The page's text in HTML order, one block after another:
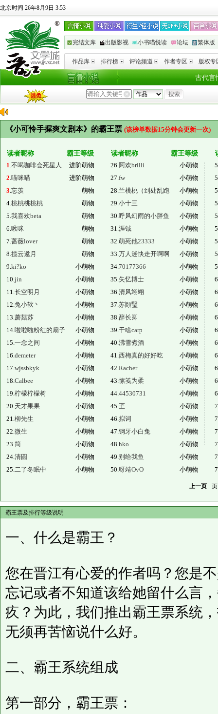
北京时间 26年8月9日 3:53
完结文库 出版影视 小书喵悦读 论坛 繁体版
作品库 排行榜 评论频道 作者专区 版权专
古代言
《小可怜手握爽文剧本》的霸王票 (该榜单数据15分钟会更新一次)
读者昵称
霸王等级
1.不喝咖啡会死星人
进阶萌物
2.喵咪喵
进阶萌物
3.忘羡
萌物
4.桃桃桃桃桃
萌物
5.我喜欢beta
萌物
6.啾咪
萌物
7.蔷薇lover
萌物
8.揽云邀月
萌物
9.ki?ko
小萌物
10.jin
小萌物
11.长空明月
小萌物
12.兔小软丶
小萌物
13.蘑菇苏
小萌物
14.啦啦啦粉红的扇子
小萌物
15.一念之间
小萌物
16.demeter
小萌物
17.wjssbkyk
小萌物
18.Calbee
小萌物
19.柠檬柠檬树
小萌物
20.天才果果
小萌物
21.柳先生
小萌物
22.微生
小萌物
23.简
小萌物
24.清圆
小萌物
25.二了冬眠中 小萌物
读者昵称
霸王等级
26.阿欢brilli
小萌物
27.fw
小萌物
28.兰桃桃（到处乱跑
小萌物
29.小十三
小萌物
30.呼风幻雨的小胖鱼
小萌物
31.涯钺
小萌物
32.萌死他23333
小萌物
33.万人迷快走开啊啊
小萌物
34.70177366
小萌物
35.失忆博士
小萌物
36.清风翊翊
小萌物
37.苏頥瑿
小萌物
38.辞长卿
小萌物
39.干啥carp
小萌物
40.沸雪煮酒
小萌物
41.西梅真的好好吃
小萌物
42.Racher
小萌物
43.愫笺为柔
小萌物
44.44530731
小萌物
45.玊
小萌物
46.拟词
小萌物
47.钢牙小白兔
小萌物
48.hko
小萌物
49.别给我鱼
小萌物
50.呀靖OvO 小萌物
上一页
霸王票及排行等级说明
一、什么是霸王？
您在晋江有心爱的作者吗？您是
忘记或者不知道该给她留什么言
疚？为此，我们推出霸王票系统
无须再苦恼说什么好。
二、霸王系统组成
第一部分，霸王票：